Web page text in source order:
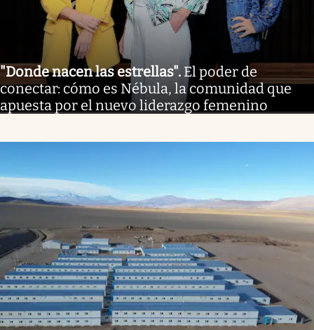
"Donde nacen las estrellas". El poder de
conectar: cómo es Nébula, la comunidad que
apuesta por el nuevo liderazgo femenino